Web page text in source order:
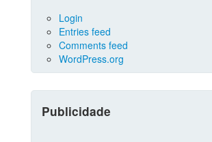
Login
Entries feed
Comments feed
WordPress.org
Publicidade